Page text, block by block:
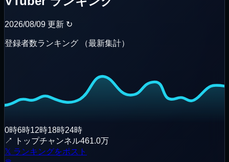
2026/08/09 更新 ↻
登録者数ランキング （最新集計）
0時6時12時18時24時
↗
トップチャンネル461.0万
𝕏 ランキングをポスト